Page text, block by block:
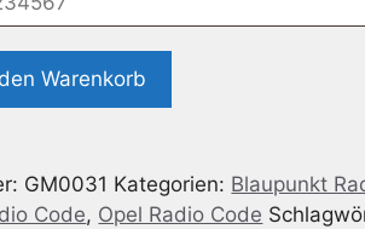
Warenkorb
GM0031 Kategorien: Blaupunkt
Code, Opel Radio Code